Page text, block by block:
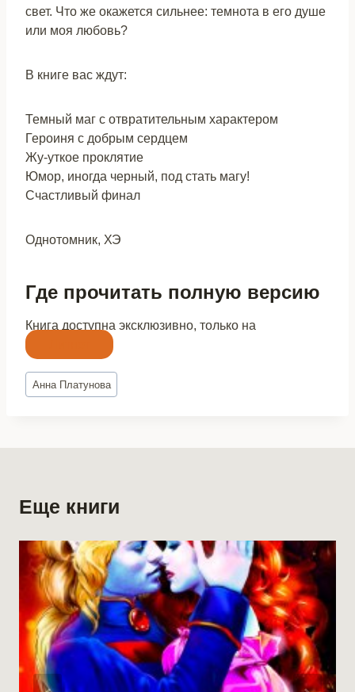
свет. Что же окажется сильнее: темнота в его душе
или моя любовь?
В книге вас ждут:
Темный маг с отвратительным характером
️Героиня с добрым сердцем
Жу-уткое проклятие
Юмор, иногда черный, под стать магу!
Счастливый финал
Однотомник, ХЭ
Где прочитать полную версию
Книга доступна эксклюзивно, только на
Метки
записи:
Анна Платунова
Еще книги